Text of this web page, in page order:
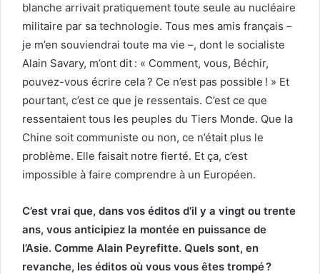
blanche arrivait pratiquement toute seule au nucléaire
militaire par sa technologie. Tous mes amis français –
je m’en souviendrai toute ma vie –, dont le socialiste
Alain Savary, m’ont dit : « Comment, vous, Béchir,
pouvez-vous écrire cela ? Ce n’est pas possible ! » Et
pourtant, c’est ce que je ressentais. C’est ce que
ressentaient tous les peuples du Tiers Monde. Que la
Chine soit communiste ou non, ce n’était plus le
problème. Elle faisait notre fierté. Et ça, c’est
impossible à faire comprendre à un Européen.
C’est vrai que, dans vos éditos d’il y a vingt ou trente
ans, vous anticipiez la montée en puissance de
l’Asie. Comme Alain Peyrefitte. Quels sont, en
revanche, les éditos où vous vous êtes trompé ?